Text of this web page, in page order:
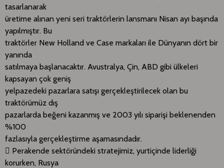
tasarlanarak
üretime alınan yeni seri traktörlerin lansmanı Nisan ayı başında
yapılmıştır. Bu
traktörler New Holland ve Case markaları ile Dünyanın dört bir
yanında
satılmaya başlanacaktır. Avustralya, Çin, ABD gibi ülkeleri
kapsayan çok geniş
yelpazedeki pazarlara satışı gerçekleştirilecek olan bu
traktörümüz dış
pazarlarda beğeni kazanmış ve 2003 yılı siparişi beklenenden
%100
fazlasıyla gerçekleştirme aşamasındadır.
 Perakende sektöründeki stratejimiz, yurtiçinde liderliği
korurken, Rusya